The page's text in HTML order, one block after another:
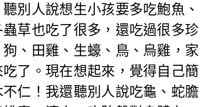
別人說想生小孩要多吃鮑魚、
草也吃了很多，還吃過很多珍
、田雞、生蠔、鳥、烏雞，家
了。現在想起來，覺得自己簡
仁！我還聽別人說吃龜、蛇膽